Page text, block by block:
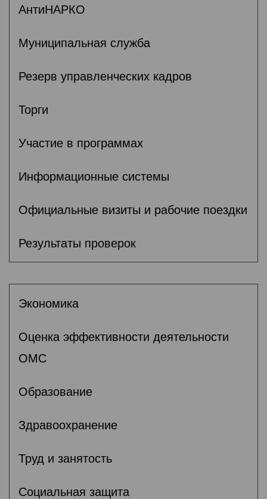
АнтиНАРКО
Муниципальная служба
Резерв управленческих кадров
Торги
Участие в программах
Информационные системы
Официальные визиты и рабочие поездки
Результаты проверок
Экономика
Оценка эффективности деятельности
ОМС
Образование
Здравоохранение
Труд и занятость
Социальная защита